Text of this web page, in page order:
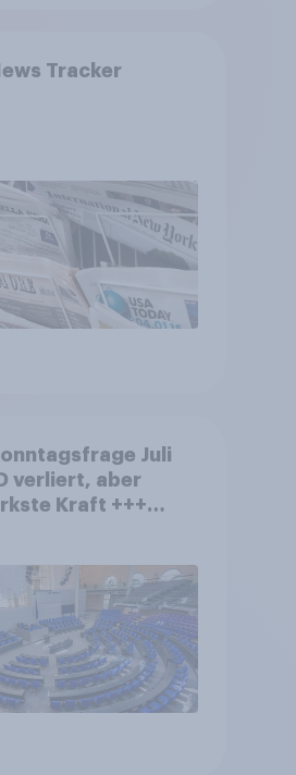
Tracker
Juli
verliert, aber
Kraft +++